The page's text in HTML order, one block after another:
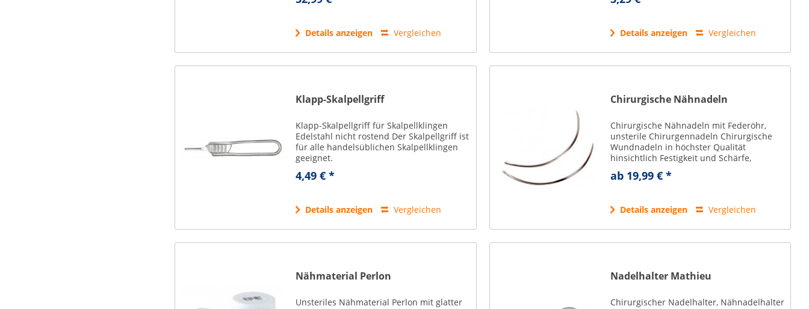
Details anzeigen Vergleichen Details anzeigen Vergleichen
Klapp-Skalpellgriff
Klapp-Skalpellgriff für Skalpellklingen
Edelstahl nicht rostend Der Skalpellgriff ist
für alle handelsüblichen Skalpellklingen
geeignet.
4,49 € *
Details anzeigen Vergleichen
Chirurgische Nähnadeln
Chirurgische Nähnadeln mit Federöhr,
unsterile Chirurgennadeln Chirurgische
Wundnadeln in höchster Qualität
hinsichtlich Festigkeit und Schärfe,
besonders geeignet für Haut- und
Muskelgewebe, beliebt bei Veterinären.
ab 19,99 € *
Details anzeigen Vergleichen
Nähmaterial Perlon
Unsteriles Nähmaterial Perlon mit glatter
Nadelhalter Mathieu
Chirurgischer Nadelhalter, Nähnadelhalter